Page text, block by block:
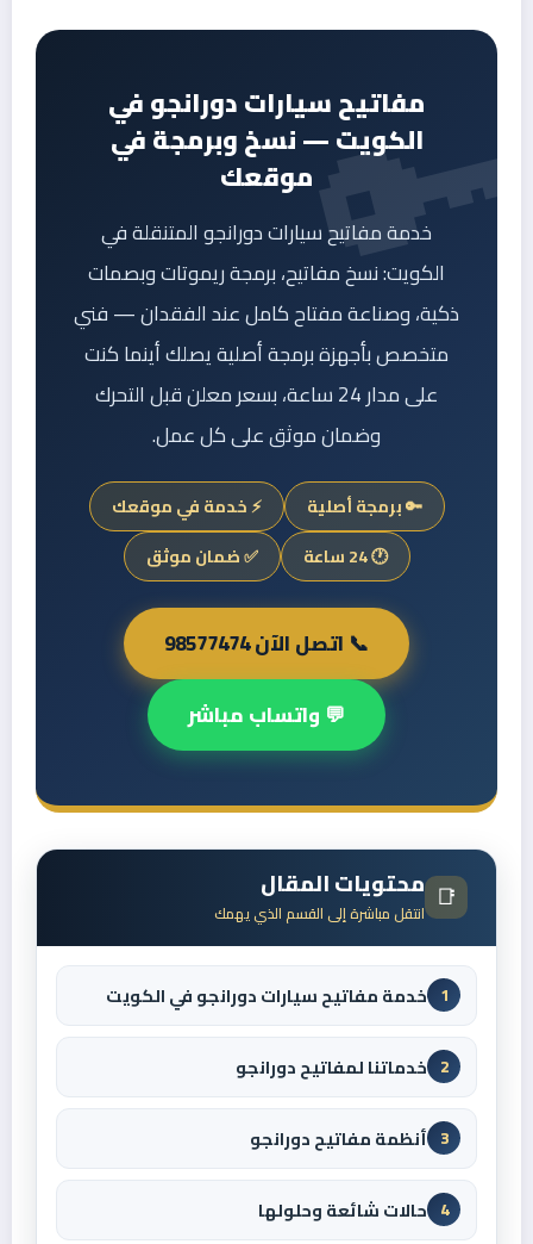
مفاتيح سيارات دورانجو في
الكويت — نسخ وبرمجة في
موقعك
خدمة مفاتيح سيارات دورانجو المتنقلة في
الكويت: نسخ مفاتيح، برمجة ريموتات وبصمات
ذكية، وصناعة مفتاح كامل عند الفقدان — فني
متخصص بأجهزة برمجة أصلية يصلك أينما كنت
على مدار 24 ساعة، بسعر معلن قبل التحرك
وضمان موثق على كل عمل.
🔑 برمجة أصلية
⚡ خدمة في موقعك
🕐 24 ساعة
✅ ضمان موثق
📞 اتصل الآن 98577474
💬 واتساب مباشر
📑 محتويات المقال
انتقل مباشرة إلى القسم الذي يهمك
1 خدمة مفاتيح سيارات دورانجو في الكويت
2 خدماتنا لمفاتيح دورانجو
3 أنظمة مفاتيح دورانجو
4 حالات شائعة وحلولها